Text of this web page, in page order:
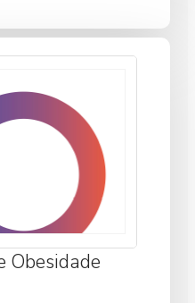
Obesidade